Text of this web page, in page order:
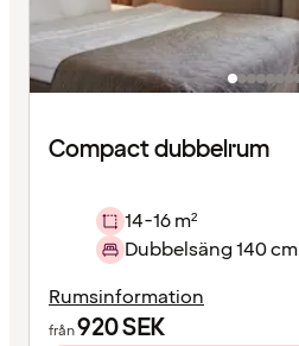
Compact dubbelrum
14-16 m²
Dubbelsäng 140 cm
Rumsinformation
från920SEK